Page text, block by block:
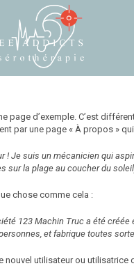
page d’exemple. C’est
par une page « À propos »
! Je suis un mécanicien qui
sur la plage au coucher du
chose comme cela :
123 Machin Truc a été créée
et fabrique toutes
nouvel utilisateur ou